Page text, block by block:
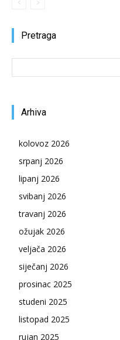
Pretraga
Arhiva
kolovoz 2026
srpanj 2026
lipanj 2026
svibanj 2026
travanj 2026
ožujak 2026
veljača 2026
siječanj 2026
prosinac 2025
studeni 2025
listopad 2025
rujan 2025